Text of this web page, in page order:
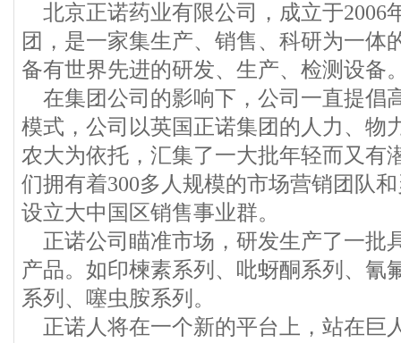
北京正诺药业有限公司，成立于2006
团，是一家集生产、销售、科研为一体
备有世界先进的研发、生产、检测设备
在集团公司的影响下，公司一直提倡
模式，公司以英国正诺集团的人力、物
农大为依托，汇集了一大批年轻而又有
们拥有着300多人规模的市场营销团队
设立大中国区销售事业群。
正诺公司瞄准市场，研发生产了一批
产品。如印楝素系列、吡蚜酮系列、氰
系列、噻虫胺系列。
正诺人将在一个新的平台上，站在巨